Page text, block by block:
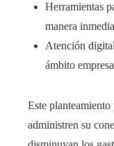
Herramientas
manera
Atención
ámbito
Este
administren su